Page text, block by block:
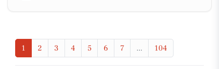
1 2 3 4 5 6 7 ... 104